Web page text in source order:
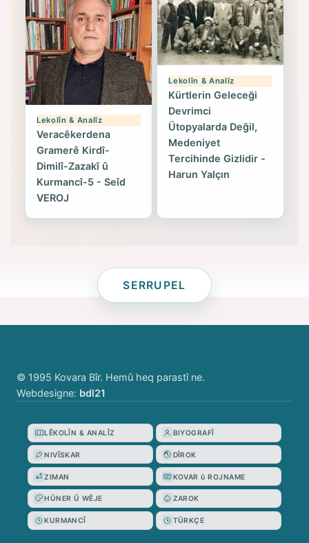
Lekolîn & Analîz
Veracêkerdena
Gramerê Kirdî-
Dimilî-Zazakî û
Kurmancî-5 - Seîd
VEROJ
Lekolîn & Analîz
Kürtlerin Geleceği
Devrimci
Ütopyalarda Değil,
Medeniyet
Tercihinde Gizlidir -
Harun Yalçın
SERRUPEL
© 1995 Kovara Bîr. Hemû heq parastî ne.
Webdesigne: bdl21
LÊKOLÎN & ANALÎZ BIYOGRAFÎ
NIVÎSKAR DÎROK
ZIMAN KOVAR û ROJNAME
HÛNER Û WÊJE ZAROK
KURMANCÎ TÜRKÇE